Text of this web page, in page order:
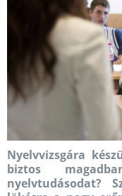
Nyelvvizsgára
biztos
nyelvtudásodat?